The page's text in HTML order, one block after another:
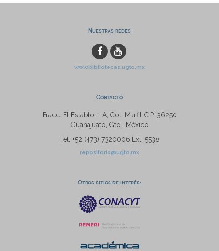
Nuestras redes
www.bibliotecas.ugto.mx
Contacto
Fracc. El Establo 1-A, Col. Marfil C.P. 36250
Guanajuato, Gto., México
Tel: +52 (473) 7320006 Ext. 5538
repositorio@ugto.mx
Otros sitios de interés: